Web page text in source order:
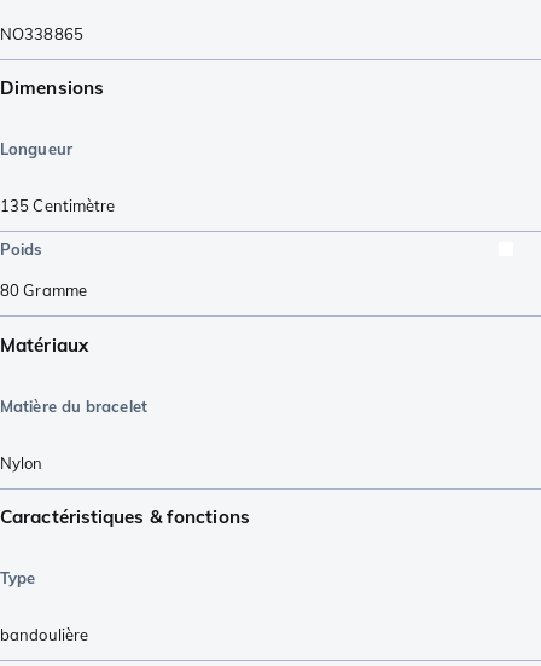
NO338865
Dimensions
Longueur
135Centimètre
Poids
80Gramme
Matériaux
Matière du bracelet
Nylon
Caractéristiques & fonctions
Type
bandoulière